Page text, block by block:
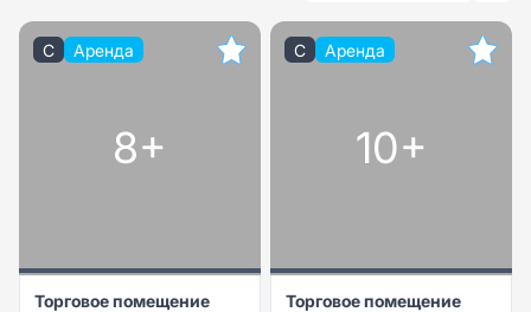
C Аренда
8+
Торговое помещение
C Аренда
10+
Торговое помещение